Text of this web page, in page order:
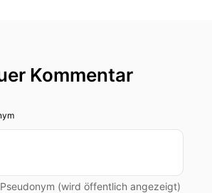
Kommentar
(wird öffentlich angezeigt)